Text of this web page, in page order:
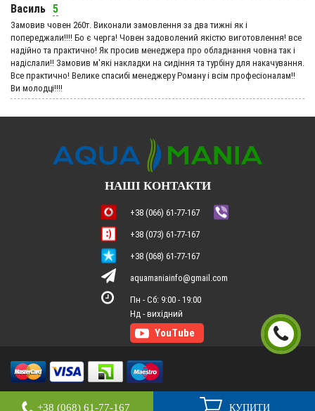
+38 (068) 61-77-167 КУПИТИ
Василь 5
Замовив човен 260т. Виконали замовлення за два тижні як і
попереджали!!!! Бо є черга! Човен задоволений якістю виготовлення! все
надійно та практично! Як просив менеджера про обладнання човна так і
надіслали!! Замовив м'які накладки на сидіння та турбіну для накачування.
Все практично! Велике спасибі менеджеру Роману і всім професіоналам!!
Ви молодці!!!!
НАШІ КОНТАКТИ
+38 (066) 61-77-167
+38 (073) 61-77-167
+38 (068) 61-77-167
aquamaniainfo@gmail.com
Пн - Сб: 9:00 - 19:00
2026 Інтернет магазин "Aqua mania"